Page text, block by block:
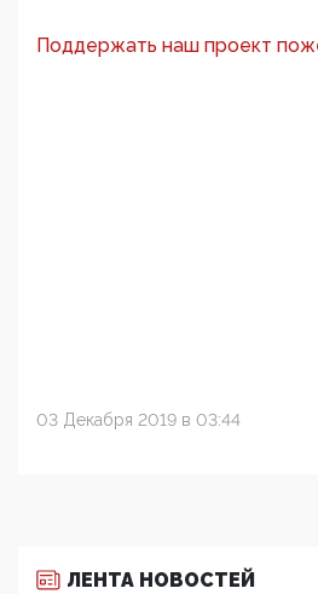
Поддержать наш проект
03 Декабря 2019 в 03:44
ЛЕНТА НОВОСТЕЙ